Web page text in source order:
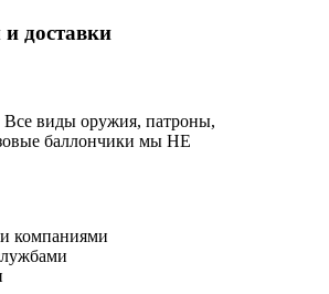
доставки
виды оружия, патроны,
баллончики мы НЕ
компаниями